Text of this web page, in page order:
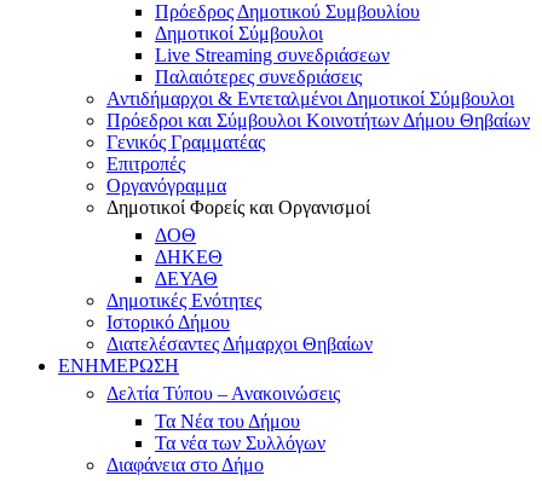
Πρόεδρος Δημοτικού Συμβουλίου
Δημοτικοί Σύμβουλοι
Live Streaming συνεδριάσεων
Παλαιότερες συνεδριάσεις
Αντιδήμαρχοι & Εντεταλμένοι Δημοτικοί Σύμβουλοι
Πρόεδροι και Σύμβουλοι Κοινοτήτων Δήμου Θηβαίων
Γενικός Γραμματέας
Επιτροπές
Οργανόγραμμα
Δημοτικοί Φορείς και Οργανισμοί
ΔΟΘ
ΔΗΚΕΘ
ΔΕΥΑΘ
Δημοτικές Ενότητες
Ιστορικό Δήμου
Διατελέσαντες Δήμαρχοι Θηβαίων
ΕΝΗΜΕΡΩΣΗ
Δελτία Τύπου – Ανακοινώσεις
Τα Νέα του Δήμου
Τα νέα των Συλλόγων
Διαφάνεια στο Δήμο